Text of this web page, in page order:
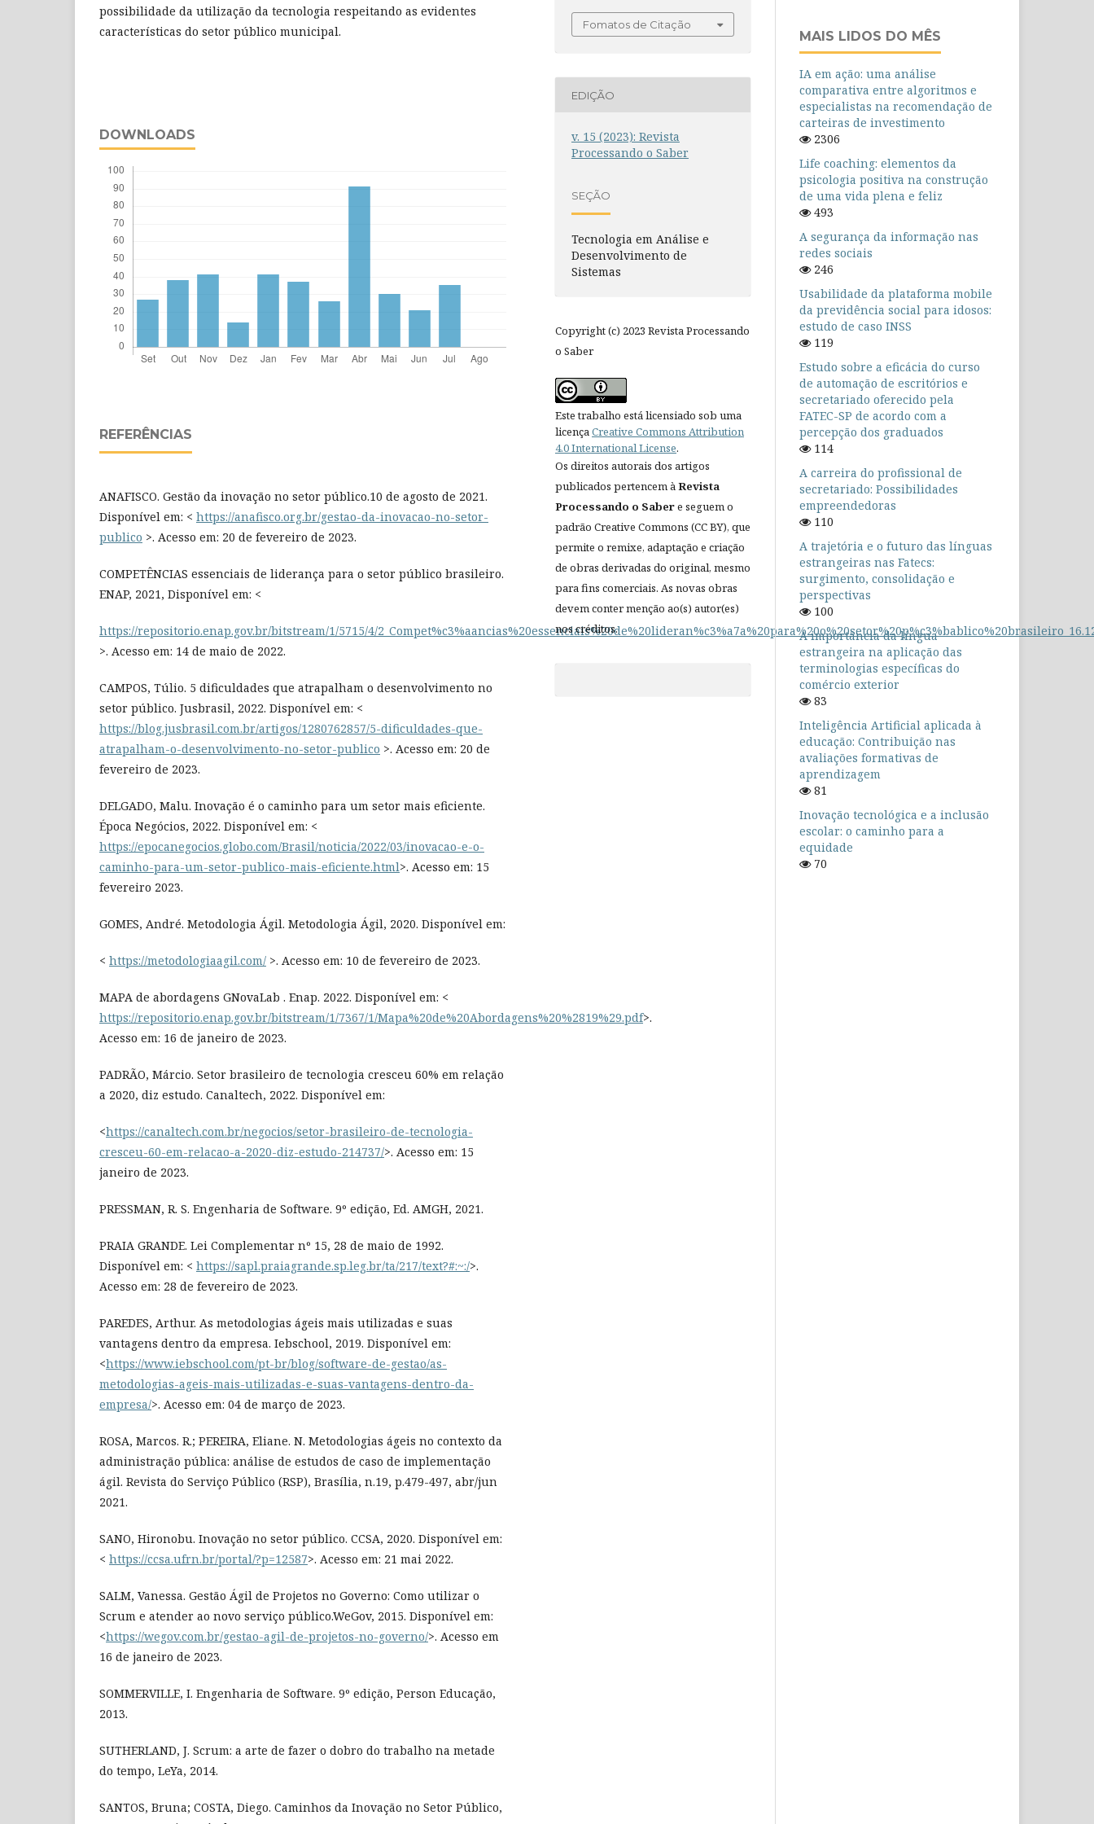
possibilidade da utilização da tecnologia respeitando as evidentes
características do setor público municipal.
DOWNLOADS
REFERÊNCIAS
ANAFISCO. Gestão da inovação no setor público.10 de agosto de 2021.
Disponível em: < https://anafisco.org.br/gestao-da-inovacao-no-setor-
publico >. Acesso em: 20 de fevereiro de 2023.
COMPETÊNCIAS essenciais de liderança para o setor público brasileiro.
ENAP, 2021, Disponível em: <
https://repositorio.enap.gov.br/bitstream/1/5715/4/
>. Acesso em: 14 de maio de 2022.
CAMPOS, Túlio. 5 dificuldades que atrapalham o desenvolvimento no
setor público. Jusbrasil, 2022. Disponível em: <
https://blog.jusbrasil.com.br/artigos/1280762857/5-dificuldades-que-
atrapalham-o-desenvolvimento-no-setor-publico >. Acesso em: 20 de
fevereiro de 2023.
DELGADO, Malu. Inovação é o caminho para um setor mais eficiente.
Época Negócios, 2022. Disponível em: <
https://epocanegocios.globo.com/Brasil/noticia/2022/03/inovacao-e-o-
caminho-para-um-setor-publico-mais-eficiente.html>. Acesso em: 15
fevereiro 2023.
GOMES, André. Metodologia Ágil. Metodologia Ágil, 2020. Disponível em:
< https://metodologiaagil.com/ >. Acesso em: 10 de fevereiro de 2023.
MAPA de abordagens GNovaLab . Enap. 2022. Disponível em: <
https://repositorio.enap.gov.br/bitstream/1/7367/1/Mapa%20de%20Abordagens%20%2819%29.pdf>.
Acesso em: 16 de janeiro de 2023.
PADRÃO, Márcio. Setor brasileiro de tecnologia cresceu 60% em relação
a 2020, diz estudo. Canaltech, 2022. Disponível em:
<https://canaltech.com.br/negocios/setor-brasileiro-de-tecnologia-
cresceu-60-em-relacao-a-2020-diz-estudo-214737/>. Acesso em: 15
janeiro de 2023.
PRESSMAN, R. S. Engenharia de Software. 9º edição, Ed. AMGH, 2021.
PRAIA GRANDE. Lei Complementar nº 15, 28 de maio de 1992.
Disponível em: < https://sapl.praiagrande.sp.leg.br/ta/217/text?#:~:/>.
Acesso em: 28 de fevereiro de 2023.
PAREDES, Arthur. As metodologias ágeis mais utilizadas e suas
vantagens dentro da empresa. Iebschool, 2019. Disponível em:
<https://www.iebschool.com/pt-br/blog/software-de-gestao/as-
metodologias-ageis-mais-utilizadas-e-suas-vantagens-dentro-da-
empresa/>. Acesso em: 04 de março de 2023.
ROSA, Marcos. R.; PEREIRA, Eliane. N. Metodologias ágeis no contexto da
administração pública: análise de estudos de caso de implementação
ágil. Revista do Serviço Público (RSP), Brasília, n.19, p.479-497, abr/jun
2021.
SANO, Hironobu. Inovação no setor público. CCSA, 2020. Disponível em:
< https://ccsa.ufrn.br/portal/?p=12587>. Acesso em: 21 mai 2022.
SALM, Vanessa. Gestão Ágil de Projetos no Governo: Como utilizar o
Scrum e atender ao novo serviço público.WeGov, 2015. Disponível em:
<https://wegov.com.br/gestao-agil-de-projetos-no-governo/>. Acesso em
16 de janeiro de 2023.
SOMMERVILLE, I. Engenharia de Software. 9º edição, Person Educação,
2013.
SUTHERLAND, J. Scrum: a arte de fazer o dobro do trabalho na metade
do tempo, LeYa, 2014.
SANTOS, Bruna; COSTA, Diego. Caminhos da Inovação no Setor Público,
Fomatos de Citação
EDIÇÃO
v. 15 (2023): Revista
Processando o Saber
SEÇÃO
Tecnologia em Análise e
Desenvolvimento de
Sistemas
Copyright (c) 2023 Revista Processando
o Saber
Este trabalho está licensiado sob uma
licençaCreative Commons Attribution
4.0 International License.
Os direitos autorais dos artigos
publicados pertencem àRevista
Processando o Sabere seguem o
padrão Creative Commons (CC BY), que
permite o remixe, adaptação e criação
de obras derivadas do original, mesmo
para fins comerciais. As novas obras
devem conter menção ao(s) autor(es)
nos créditos.
MAIS LIDOS DO MÊS
IA em ação: uma análise
comparativa entre algoritmos e
especialistas na recomendação de
carteiras de investimento
2306
Life coaching: elementos da
psicologia positiva na construção
de uma vida plena e feliz
493
A segurança da informação nas
redes sociais
246
Usabilidade da plataforma mobile
da previdência social para idosos:
estudo de caso INSS
119
Estudo sobre a eficácia do curso
de automação de escritórios e
secretariado oferecido pela
FATEC-SP de acordo com a
percepção dos graduados
114
A carreira do profissional de
secretariado: Possibilidades
empreendedoras
110
A trajetória e o futuro das línguas
estrangeiras nas Fatecs:
surgimento, consolidação e
perspectivas
100
A importância da língua
estrangeira na aplicação das
terminologias específicas do
comércio exterior
83
Inteligência Artificial aplicada à
educação: Contribuição nas
avaliações formativas de
aprendizagem
81
Inovação tecnológica e a inclusão
escolar: o caminho para a
equidade
70